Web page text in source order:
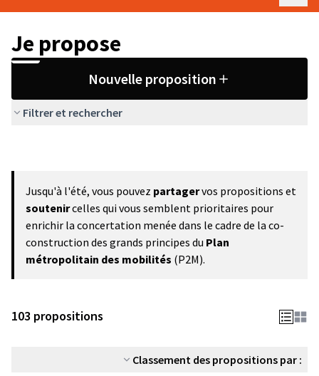
Je propose
Nouvelle proposition
Filtrer et rechercher
Jusqu'à l'été, vous pouvez partagervos propositions et
soutenircelles qui vous semblent prioritaires pour
enrichir la concertation menée dans le cadre de la co-
construction des grands principes du Plan
métropolitain des mobilités (P2M).
103 propositions
Classement des propositions par :